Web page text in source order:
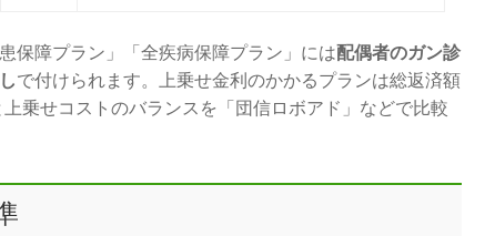
保障プラン」「全疾病保障プラン」には配偶者のガン診
で付けられます。上乗せ金利のかかるプランは総返済額
乗せコストのバランスを「団信ロボアド」などで比較